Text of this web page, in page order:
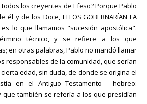
los creyentes de Efeso? Porque Pablo
y de los Doce, ELLOS GOBERNARÍAN LA
es lo que llamamos "sucesión apostólica".
técnico, y se refiere a los que
en otras palabras, Pablo no mandó llamar
responsables de la comunidad, que serían
edad, sin duda, de donde se origina el
en el Antiguo Testamento - hebreo:
que también se refería a los que presidían